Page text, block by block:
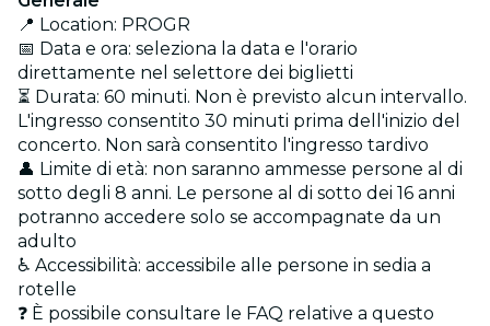
📍 Location: PROGR
📅 Data e ora: seleziona la data e l'orario
direttamente nel selettore dei biglietti
⏳ Durata: 60 minuti. Non è previsto alcun intervallo.
L'ingresso consentito 30 minuti prima dell'inizio del
concerto. Non sarà consentito l'ingresso tardivo
👤 Limite di età: non saranno ammesse persone al di
sotto degli 8 anni. Le persone al di sotto dei 16 anni
potranno accedere solo se accompagnate da un
adulto
♿ Accessibilità: accessibile alle persone in sedia a
rotelle
❓ È possibile consultare le FAQ relative a questo